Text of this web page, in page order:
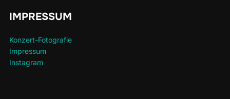
IMPRESSUM
Konzert-Fotografie
Impressum
Instagram